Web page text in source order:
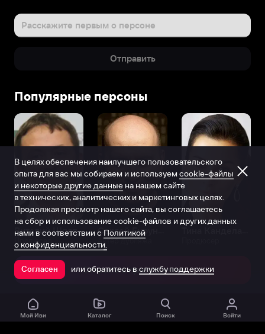
Расскажите первым о персоне
Отправить
Популярные персоны
Виталий Шляппо
Продюсер Актёр дубляжа
Открыть в приложении
Мой Иви Каталог Поиск Войти
В целях обеспечения наилучшего пользовательского
опыта для вас мы собираем и используем cookie-файлы
и некоторые другие данные на нашем сайте
в технических, аналитических и маркетинговых целях.
Продолжая просмотр нашего сайта, вы соглашаетесь
на сбор и использование cookie-файлов и других данных
нами в соответствии с Политикой
о конфиденциальности.
Согласен или обратитесь в службу поддержки